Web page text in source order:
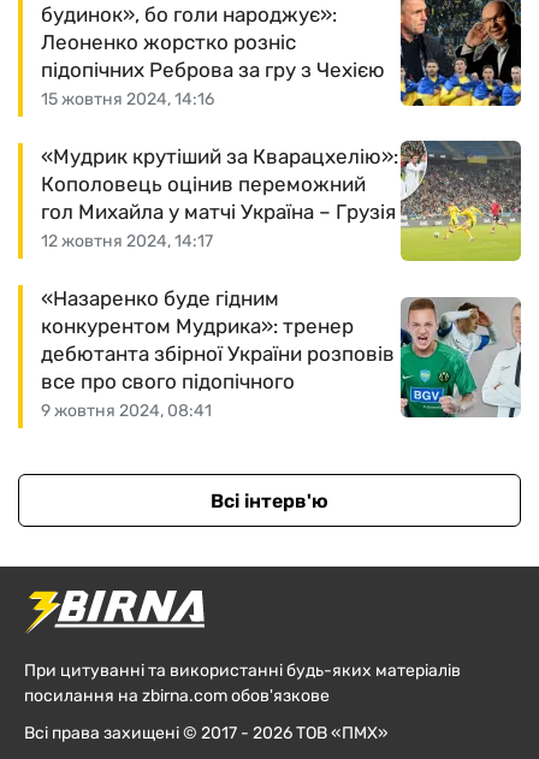
15 жовтня 2024, 14:16
будинок», бо голи народжує»:
Леоненко жорстко розніс
підопічних Реброва за гру з Чехією
12 жовтня 2024, 14:17
«Мудрик крутіший за Кварацхелію»:
Кополовець оцінив переможний
гол Михайла у матчі Україна – Грузія
9 жовтня 2024, 08:41
«Назаренко буде гідним
конкурентом Мудрика»: тренер
дебютанта збірної України розповів
все про свого підопічного
Всі інтерв'ю
При цитуванні та використанні будь-яких матеріалів
посилання на zbirna.com обов'язкове
Всі права захищені © 2017 - 2026 ТОВ «ПМХ»